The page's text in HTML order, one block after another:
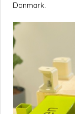
Danmark.